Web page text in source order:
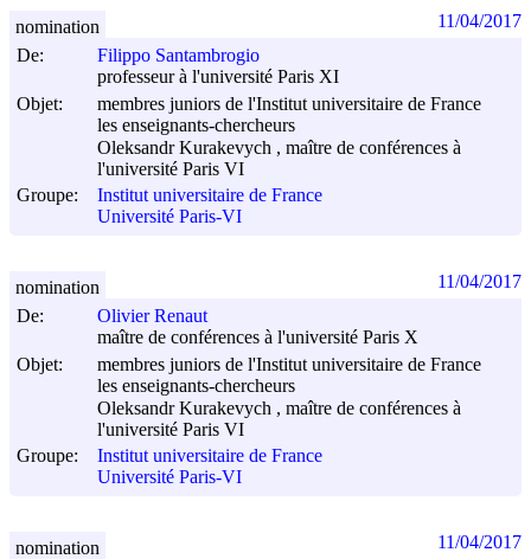
De:
Filippo Santambrogio
professeur à l'université Paris XI
Objet:
membres juniors de l'Institut universitaire de France
les enseignants-chercheurs
Oleksandr Kurakevych , maître de conférences à
l'université Paris VI
Groupe:
Institut universitaire de France
Université Paris-VI
nomination 11/04/2017
De:
Olivier Renaut
maître de conférences à l'université Paris X
Objet:
membres juniors de l'Institut universitaire de France
les enseignants-chercheurs
Oleksandr Kurakevych , maître de conférences à
l'université Paris VI
Groupe:
Institut universitaire de France
Université Paris-VI
nomination 11/04/2017
nomination 11/04/2017